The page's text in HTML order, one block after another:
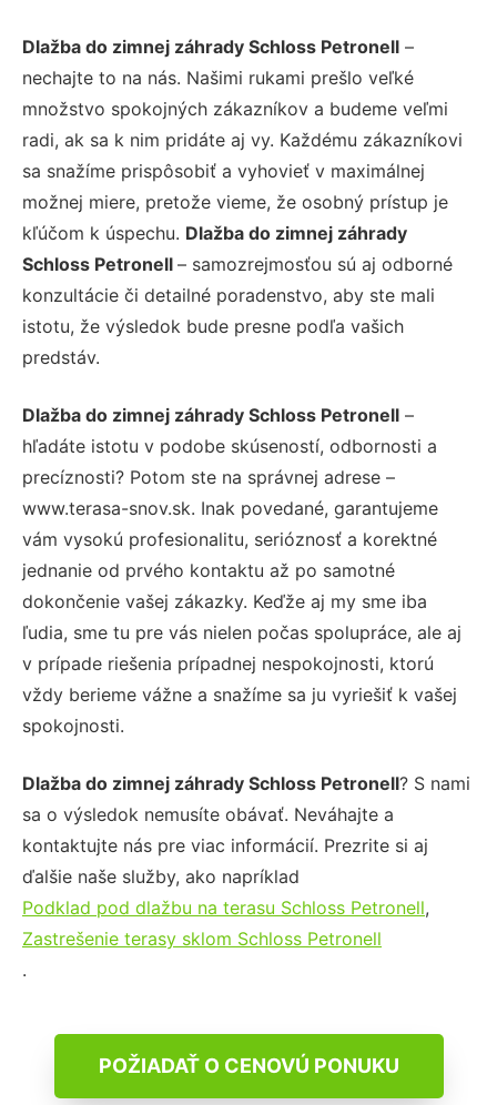
Dlažba do zimnej záhrady Schloss Petronell –
nechajte to na nás. Našimi rukami prešlo veľké
množstvo spokojných zákazníkov a budeme veľmi
radi, ak sa k nim pridáte aj vy. Každému zákazníkovi
sa snažíme prispôsobiť a vyhovieť v maximálnej
možnej miere, pretože vieme, že osobný prístup je
kľúčom k úspechu. Dlažba do zimnej záhrady
Schloss Petronell – samozrejmosťou sú aj odborné
konzultácie či detailné poradenstvo, aby ste mali
istotu, že výsledok bude presne podľa vašich
predstáv.
Dlažba do zimnej záhrady Schloss Petronell –
hľadáte istotu v podobe skúseností, odbornosti a
precíznosti? Potom ste na správnej adrese –
www.terasa-snov.sk. Inak povedané, garantujeme
vám vysokú profesionalitu, serióznosť a korektné
jednanie od prvého kontaktu až po samotné
dokončenie vašej zákazky. Keďže aj my sme iba
ľudia, sme tu pre vás nielen počas spolupráce, ale aj
v prípade riešenia prípadnej nespokojnosti, ktorú
vždy berieme vážne a snažíme sa ju vyriešiť k vašej
spokojnosti.
Dlažba do zimnej záhrady Schloss Petronell? S nami
sa o výsledok nemusíte obávať. Neváhajte a
kontaktujte nás pre viac informácií. Prezrite si aj
ďalšie naše služby, ako napríklad
Podklad pod dlažbu na terasu Schloss Petronell,
Zastrešenie terasy sklom Schloss Petronell
.
POŽIADAŤ O CENOVÚ PONUKU